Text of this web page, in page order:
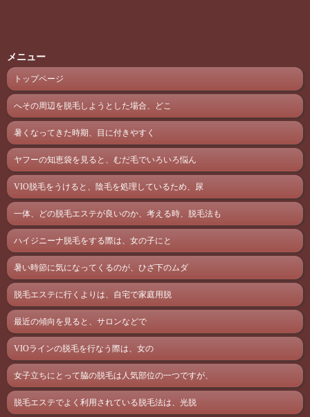
メニュー
トップページ
へその周辺を脱毛しようとした場合、どこ
暑くなってきた時期、目に付きやすく
ヤフーの知恵袋を見ると、むだ毛でいろいろ悩ん
VIO脱毛をうけると、陰毛を処理しているため、尿
一体、どの脱毛エステが良いのか、考える時、脱毛法も
ハイジニーナ脱毛をする際は、女の子にと
暑い時節に気になってくるのが、ひざ下のムダ
脱毛エステに行くよりは、自宅で家庭用脱
最近の傾向を見ると、サロンなどで
VIOラインの脱毛を行なう際は、女の
女子立ちにとって脇の脱毛は人気部位の一つですが、
脱毛エステでよく利用されている脱毛法は、光脱